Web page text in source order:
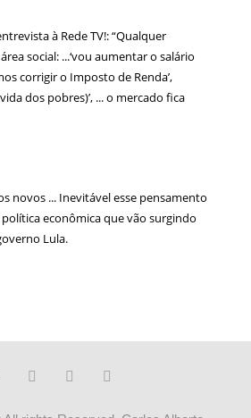
à Rede TV!: “Qualquer
social: ...‘vou aumentar o salário
corrigir o Imposto de Renda’,
dos pobres)’, ... o mercado fica
novos ... Inevitável esse pensamento
econômica que vão surgindo
Lula.